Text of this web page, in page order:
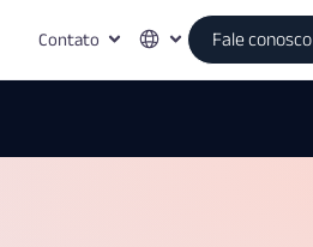
Contato Fale conosco